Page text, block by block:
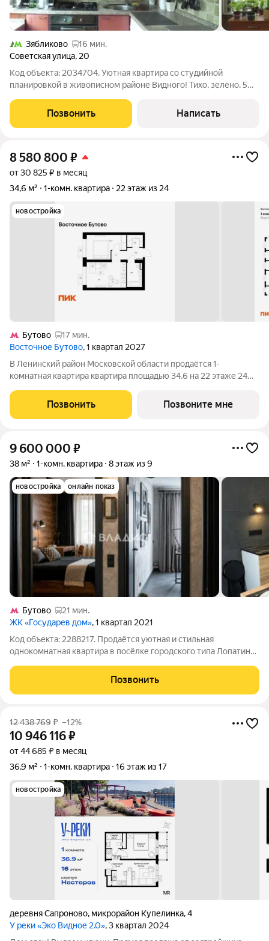
Зябликово
16 мин.
Советская улица, 20
Код объекта: 2034704. Уютная квартира со студийной
планировкой в живописном районе Видного! Тихо, зелено. 5
станции 7 минут. До Москвы 20 минут. Мы гарантируем
безопасную сделку и юридическую
Позвонить Написать
8 580 800 ₽
от 30 825 ₽ в месяц
34,6 м²
1-комн. квартира 22 этаж из 24
новостройка
Бутово
17 мин.
Восточное Бутово, 1 квартал 2027
В Ленинский район Московской области продаётся 1-
комнатная квартира квартира площадью 34.6 на 22 этаже 24
«Восточное Бутово». Удобное расположение 20 минут на
автомобиле до станций метро и МЦД
Позвонить Позвоните мне
9 600 000 ₽
38 м² 1-комн. квартира 8 этаж из 9
новостройка онлайн показ
Бутово
21 мин.
ЖК «Государев дом», 1 квартал 2021
Код объекта: 2288217. Продаётся уютная и стильная
однокомнатная квартира в посёлке городского типа Лопатино,
Сухановская улица, 18. Квартира расположена на 8 этаже 9-
этажного панельного дома,
Позвонить
12 438 769₽ –12%
10 946 116₽
от 44 685 ₽ в месяц
36,9 м²
1-комн. квартира 16 этаж из 17
новостройка
деревня Сапроново, микрорайон Купелинка,4
У реки «Эко Видное 2.0», 3 квартал 2024